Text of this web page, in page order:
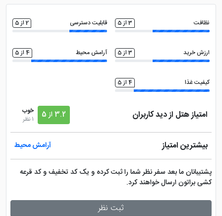
نظافت 3 از 5 قابلیت دسترسی 2 از 5
ارزش خرید 3 از 5 آرامش محیط 4 از 5
کیفیت غذا 4 از 5
امتیاز هتل از دید کاربران 3.2 از 5
خوب
1 نظر
بیشترین امتیاز آرامش محیط
پشتیبانان ما بعد سفر نظر شما را ثبت کرده و یک کد تخفیف و کد قرعه
کشی براتون ارسال خواهند کرد.
ثبت نظر